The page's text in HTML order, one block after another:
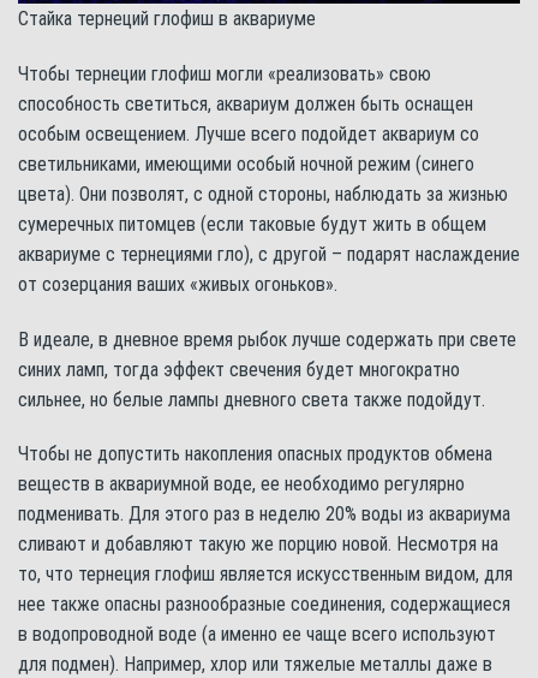
Стайка тернеций глофиш в аквариуме
Чтобы тернеции глофиш могли «реализовать» свою
способность светиться, аквариум должен быть оснащен
особым освещением. Лучше всего подойдет аквариум со
светильниками, имеющими особый ночной режим (синего
цвета). Они позволят, с одной стороны, наблюдать за жизнью
сумеречных питомцев (если таковые будут жить в общем
аквариуме с тернециями гло), с другой – подарят наслаждение
от созерцания ваших «живых огоньков».
В идеале, в дневное время рыбок лучше содержать при свете
синих ламп, тогда эффект свечения будет многократно
сильнее, но белые лампы дневного света также подойдут.
Чтобы не допустить накопления опасных продуктов обмена
веществ в аквариумной воде, ее необходимо регулярно
подменивать. Для этого раз в неделю 20% воды из аквариума
сливают и добавляют такую же порцию новой. Несмотря на
то, что тернеция глофиш является искусственным видом, для
нее также опасны разнообразные соединения, содержащиеся
в водопроводной воде (а именно ее чаще всего используют
для подмен). Например, хлор или тяжелые металлы даже в